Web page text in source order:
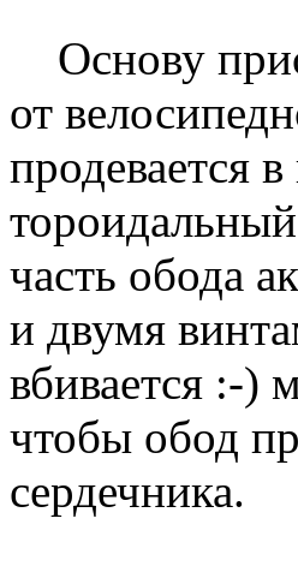
Основу
от
продевается
часть обода
и двумя
вбивается :-)
чтобы обод
сердечника.